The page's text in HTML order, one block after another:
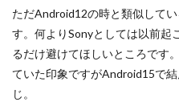
ただAndroid12の時と類似して
す。何よりSonyとしては以前起
るだけ避けてほしいところです
ていた印象ですがAndroid15で
じ。